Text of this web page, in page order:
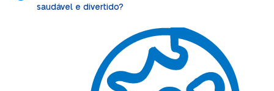
saudável e divertido?